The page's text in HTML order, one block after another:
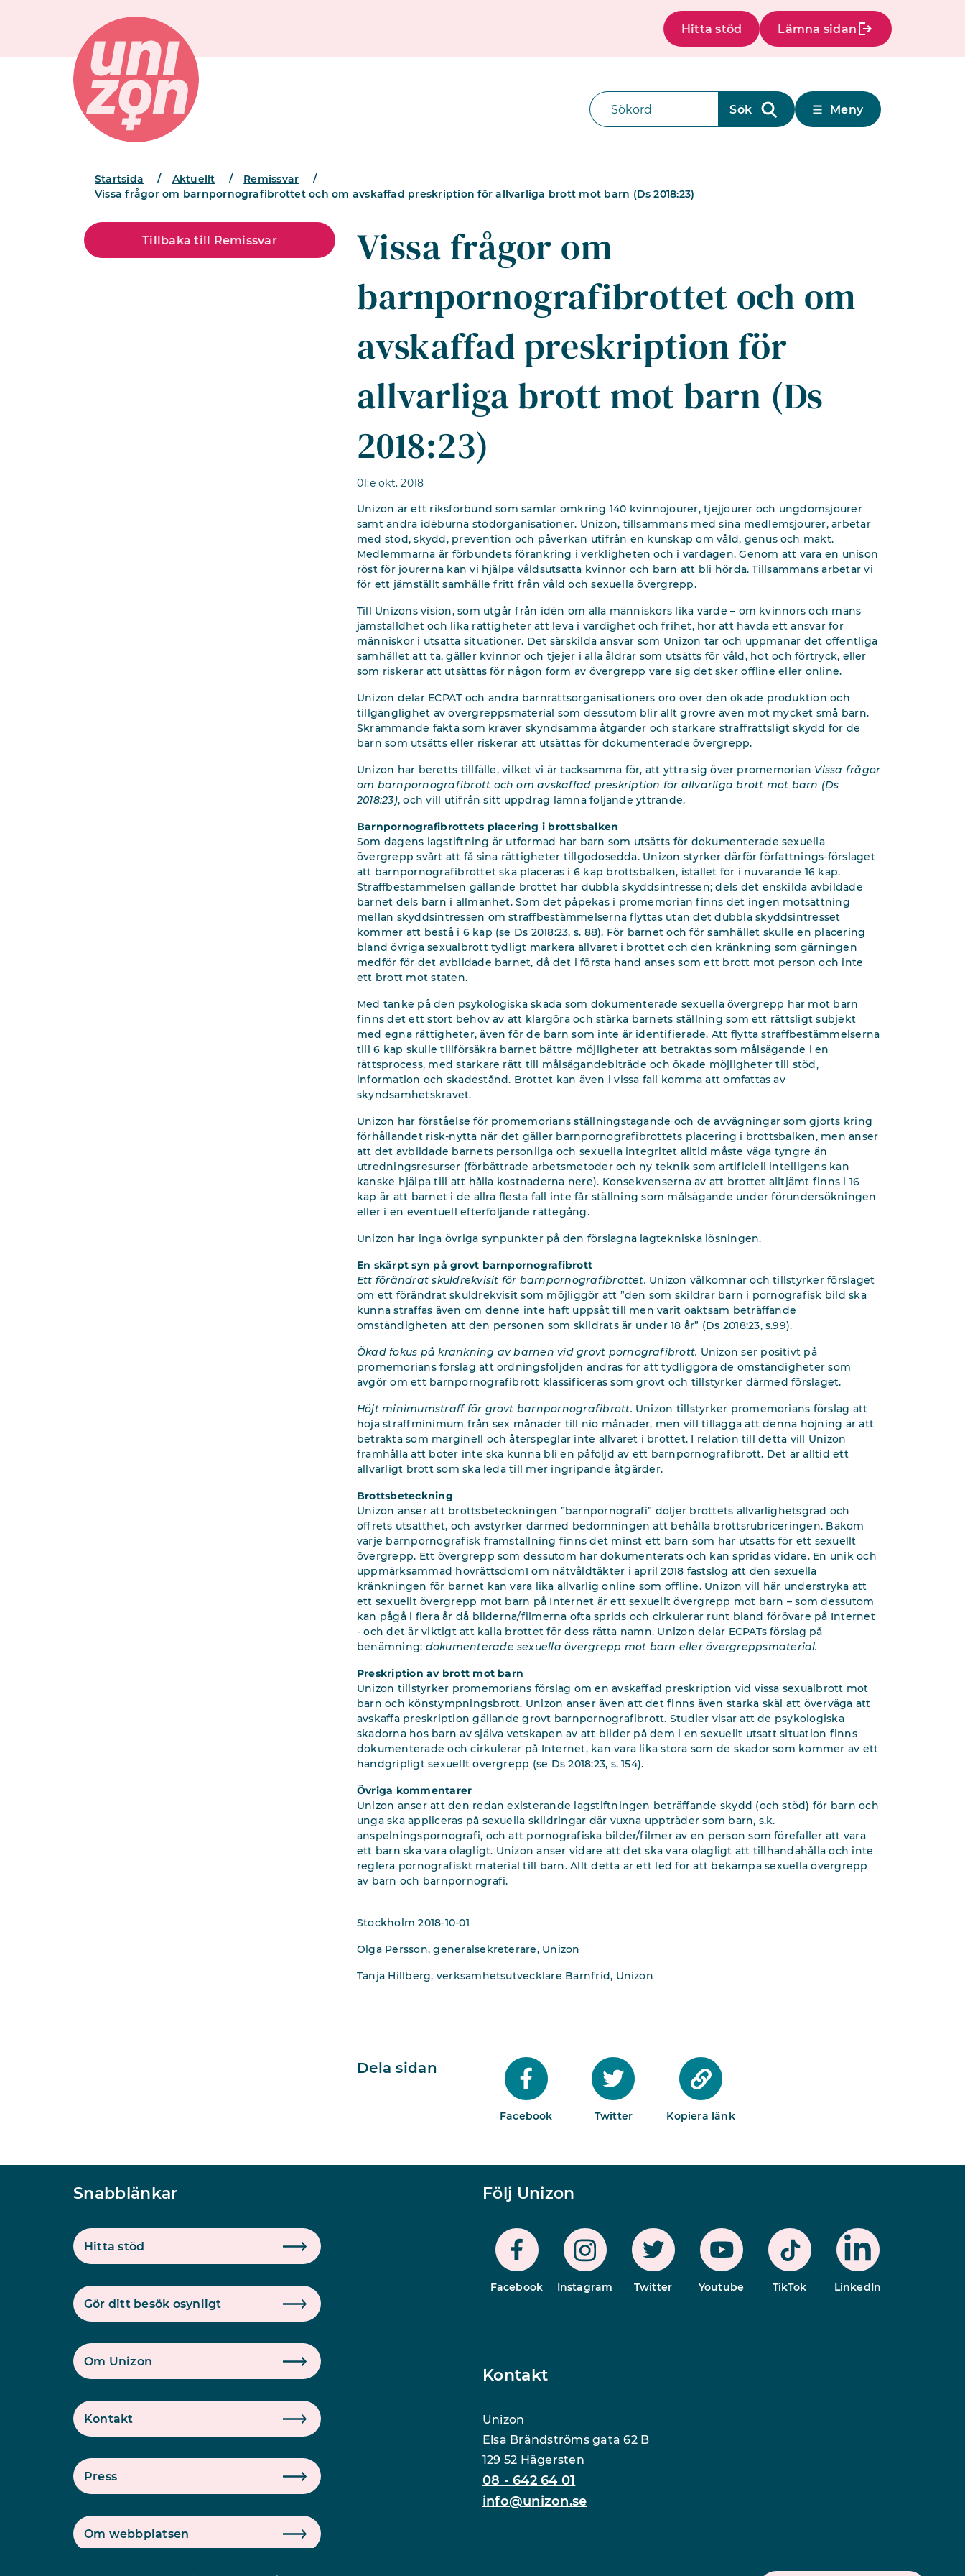
Hitta stöd Lämna sidan
Meny
Startsida / Aktuellt / Remissvar
/
Vissa frågor om barnpornografibrottet och om avskaffad preskription för allvarliga brott mot barn (Ds 2018:23)
Tillbaka till Remissvar
Vissa frågor om
barnpornografibrottet och om
avskaffad preskription för
allvarliga brott mot barn (Ds
2018:23)
01:e okt. 2018
Unizon är ett riksförbund som samlar omkring 140 kvinnojourer, tjejjourer och ungdomsjourer
samt andra idéburna stödorganisationer. Unizon, tillsammans med sina medlemsjourer, arbetar
med stöd, skydd, prevention och påverkan utifrån en kunskap om våld, genus och makt.
Medlemmarna är förbundets förankring i verkligheten och i vardagen. Genom att vara en unison
röst för jourerna kan vi hjälpa våldsutsatta kvinnor och barn att bli hörda. Tillsammans arbetar vi
för ett jämställt samhälle fritt från våld och sexuella övergrepp.
Till Unizons vision, som utgår från idén om alla människors lika värde – om kvinnors och mäns
jämställdhet och lika rättigheter att leva i värdighet och frihet, hör att hävda ett ansvar för
människor i utsatta situationer. Det särskilda ansvar som Unizon tar och uppmanar det offentliga
samhället att ta, gäller kvinnor och tjejer i alla åldrar som utsätts för våld, hot och förtryck, eller
som riskerar att utsättas för någon form av övergrepp vare sig det sker offline eller online.
Unizon delar ECPAT och andra barnrättsorganisationers oro över den ökade produktion och
tillgänglighet av övergreppsmaterial som dessutom blir allt grövre även mot mycket små barn.
Skrämmande fakta som kräver skyndsamma åtgärder och starkare straffrättsligt skydd för de
barn som utsätts eller riskerar att utsättas för dokumenterade övergrepp.
Unizon har beretts tillfälle, vilket vi är tacksamma för, att yttra sig över promemorian Vissa frågor
om barnpornografibrott och om avskaffad preskription för allvarliga brott mot barn (Ds
2018:23), och vill utifrån sitt uppdrag lämna följande yttrande.
Barnpornografibrottets placering i brottsbalken
Som dagens lagstiftning är utformad har barn som utsätts för dokumenterade sexuella
övergrepp svårt att få sina rättigheter tillgodosedda. Unizon styrker därför författnings-förslaget
att barnpornografibrottet ska placeras i 6 kap brottsbalken, istället för i nuvarande 16 kap.
Straffbestämmelsen gällande brottet har dubbla skyddsintressen; dels det enskilda avbildade
barnet dels barn i allmänhet. Som det påpekas i promemorian finns det ingen motsättning
mellan skyddsintressen om straffbestämmelserna flyttas utan det dubbla skyddsintresset
kommer att bestå i 6 kap (se Ds 2018:23, s. 88). För barnet och för samhället skulle en placering
bland övriga sexualbrott tydligt markera allvaret i brottet och den kränkning som gärningen
medför för det avbildade barnet, då det i första hand anses som ett brott mot person och inte
ett brott mot staten.
Med tanke på den psykologiska skada som dokumenterade sexuella övergrepp har mot barn
finns det ett stort behov av att klargöra och stärka barnets ställning som ett rättsligt subjekt
med egna rättigheter, även för de barn som inte är identifierade. Att flytta straffbestämmelserna
till 6 kap skulle tillförsäkra barnet bättre möjligheter att betraktas som målsägande i en
rättsprocess, med starkare rätt till målsägandebiträde och ökade möjligheter till stöd,
information och skadestånd. Brottet kan även i vissa fall komma att omfattas av
skyndsamhetskravet.
Unizon har förståelse för promemorians ställningstagande och de avvägningar som gjorts kring
förhållandet risk-nytta när det gäller barnpornografibrottets placering i brottsbalken, men anser
att det avbildade barnets personliga och sexuella integritet alltid måste väga tyngre än
utredningsresurser (förbättrade arbetsmetoder och ny teknik som artificiell intelligens kan
kanske hjälpa till att hålla kostnaderna nere). Konsekvenserna av att brottet alltjämt finns i 16
kap är att barnet i de allra flesta fall inte får ställning som målsägande under förundersökningen
eller i en eventuell efterföljande rättegång.
Unizon har inga övriga synpunkter på den förslagna lagtekniska lösningen.
En skärpt syn på grovt barnpornografibrott
Ett förändrat skuldrekvisit för barnpornografibrottet. Unizon välkomnar och tillstyrker förslaget
om ett förändrat skuldrekvisit som möjliggör att ”den som skildrar barn i pornografisk bild ska
kunna straffas även om denne inte haft uppsåt till men varit oaktsam beträffande
omständigheten att den personen som skildrats är under 18 år” (Ds 2018:23, s.99).
Ökad fokus på kränkning av barnen vid grovt pornografibrott. Unizon ser positivt på
promemorians förslag att ordningsföljden ändras för att tydliggöra de omständigheter som
avgör om ett barnpornografibrott klassificeras som grovt och tillstyrker därmed förslaget.
Höjt minimumstraff för grovt barnpornografibrott. Unizon tillstyrker promemorians förslag att
höja straffminimum från sex månader till nio månader, men vill tillägga att denna höjning är att
betrakta som marginell och återspeglar inte allvaret i brottet. I relation till detta vill Unizon
framhålla att böter inte ska kunna bli en påföljd av ett barnpornografibrott. Det är alltid ett
allvarligt brott som ska leda till mer ingripande åtgärder.
Brottsbeteckning
Unizon anser att brottsbeteckningen ”barnpornografi” döljer brottets allvarlighetsgrad och
offrets utsatthet, och avstyrker därmed bedömningen att behålla brottsrubriceringen. Bakom
varje barnpornografisk framställning finns det minst ett barn som har utsatts för ett sexuellt
övergrepp. Ett övergrepp som dessutom har dokumenterats och kan spridas vidare. En unik och
uppmärksammad hovrättsdom1 om nätvåldtäkter i april 2018 fastslog att den sexuella
kränkningen för barnet kan vara lika allvarlig online som offline. Unizon vill här understryka att
ett sexuellt övergrepp mot barn på Internet är ett sexuellt övergrepp mot barn – som dessutom
kan pågå i flera år då bilderna/filmerna ofta sprids och cirkulerar runt bland förövare på Internet
- och det är viktigt att kalla brottet för dess rätta namn. Unizon delar ECPATs förslag på
benämning: dokumenterade sexuella övergrepp mot barn ellerövergreppsmaterial.
Preskription av brott mot barn
Unizon tillstyrker promemorians förslag om en avskaffad preskription vid vissa sexualbrott mot
barn och könstympningsbrott. Unizon anser även att det finns även starka skäl att överväga att
avskaffa preskription gällande grovt barnpornografibrott. Studier visar att de psykologiska
skadorna hos barn av själva vetskapen av att bilder på dem i en sexuellt utsatt situation finns
dokumenterade och cirkulerar på Internet, kan vara lika stora som de skador som kommer av ett
handgripligt sexuellt övergrepp (se Ds 2018:23, s. 154).
Övriga kommentarer
Unizon anser att den redan existerande lagstiftningen beträffande skydd (och stöd) för barn och
unga ska appliceras på sexuella skildringar där vuxna uppträder som barn, s.k.
anspelningspornografi, och att pornografiska bilder/filmer av en person som förefaller att vara
ett barn ska vara olagligt. Unizon anser vidare att det ska vara olagligt att tillhandahålla och inte
reglera pornografiskt material till barn. Allt detta är ett led för att bekämpa sexuella övergrepp
av barn och barnpornografi.
Stockholm 2018-10-01
Olga Persson, generalsekreterare, Unizon
Tanja Hillberg, verksamhetsutvecklare Barnfrid, Unizon
Dela sidan
Facebook Twitter Kopiera länk
Snabblänkar
Hitta stöd
Gör ditt besök osynligt
Om Unizon
Kontakt
Press
Om webbplatsen
Följ Unizon
Facebook Instagram Twitter Youtube TikTok LinkedIn
Kontakt
Unizon
Elsa Brändströms gata 62 B
129 52 Hägersten
08 - 642 64 01
info@unizon.se